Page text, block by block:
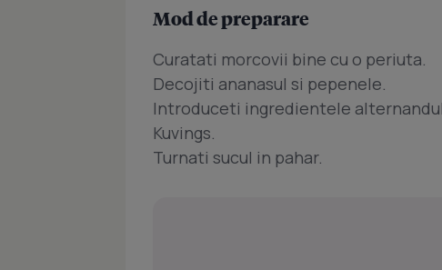
Mod de preparare
Curatati morcovii bine cu o periuta.
Decojiti ananasul si pepenele.
Introduceti ingredientele
Kuvings.
Turnati sucul in pahar.